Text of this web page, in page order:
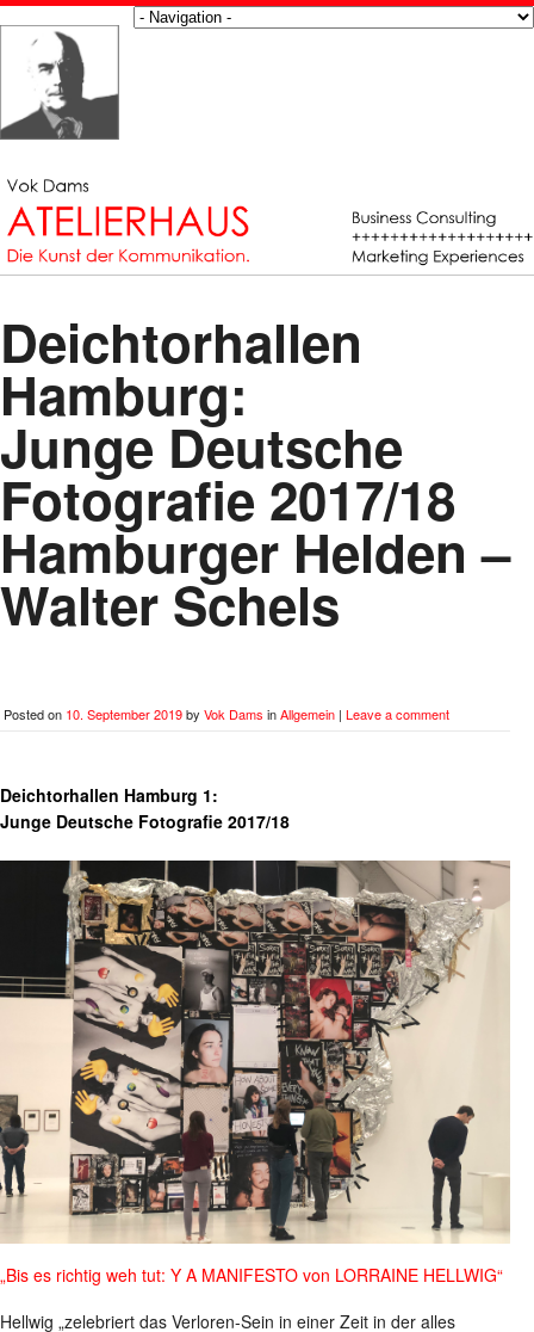
Deichtorhallen
Hamburg:
Junge Deutsche
Fotografie 2017/18
Hamburger Helden –
Walter Schels
Posted on 10. September 2019by Vok Dams inAllgemein | Leave a comment
Deichtorhallen Hamburg 1:
Junge Deutsche Fotografie 2017/18
„Bis es richtig weh tut: Y A MANIFESTO von LORRAINE HELLWIG“
Hellwig „zelebriert das Verloren-Sein in einer Zeit in der alles